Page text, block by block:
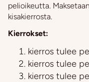
pelioikeutta.
kisakierrosta.
Kierrokset:
kierros tulee
kierros tulee
kierros tulee